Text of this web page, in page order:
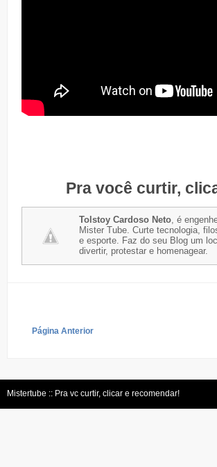
Pra você curtir,
Tolstoy Cardoso Neto, é
Mister Tube. Curte tecnologia,
e esporte. Faz do seu Blog um
divertir, protestar e homenagear.
Página Anterior
Mistertube :: Pra vc curtir, clicar e recomendar!